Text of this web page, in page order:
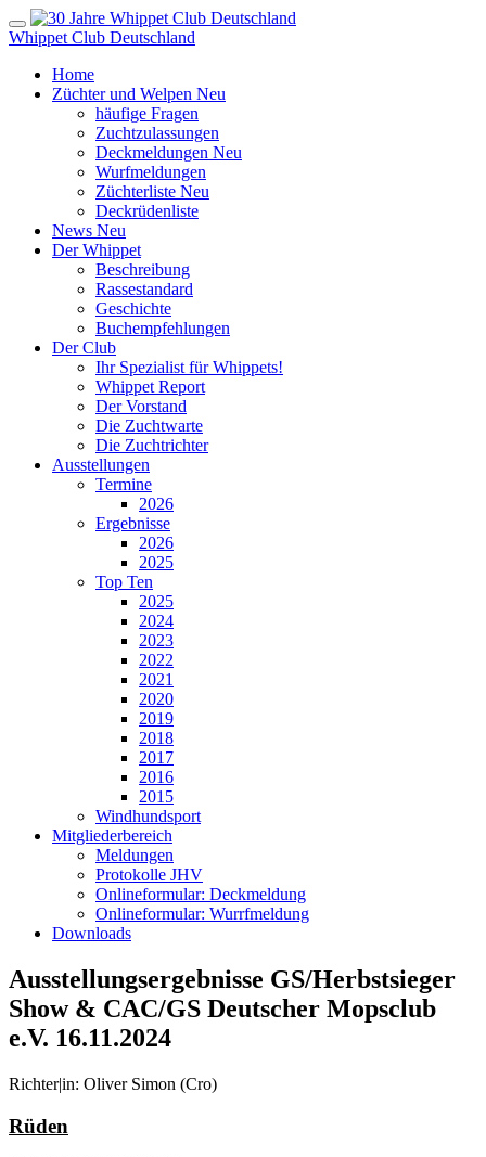
Whippet Club Deutschland
Home
Züchter und Welpen Neu
häufige Fragen
Zuchtzulassungen
Deckmeldungen Neu
Wurfmeldungen
Züchterliste Neu
Deckrüdenliste
News Neu
Der Whippet
Beschreibung
Rassestandard
Geschichte
Buchempfehlungen
Der Club
Ihr Spezialist für Whippets!
Whippet Report
Der Vorstand
Die Zuchtwarte
Die Zuchtrichter
Ausstellungen
Termine
2026
Ergebnisse
2026
2025
Top Ten
2025
2024
2023
2022
2021
2020
2019
2018
2017
2016
2015
Windhundsport
Mitgliederbereich
Meldungen
Protokolle JHV
Onlineformular: Deckmeldung
Onlineformular: Wurrfmeldung
Downloads
Ausstellungsergebnisse GS/Herbstsieger
Show & CAC/GS Deutscher Mopsclub
e.V. 16.11.2024
Richter|in: Oliver Simon (Cro)
Rüden